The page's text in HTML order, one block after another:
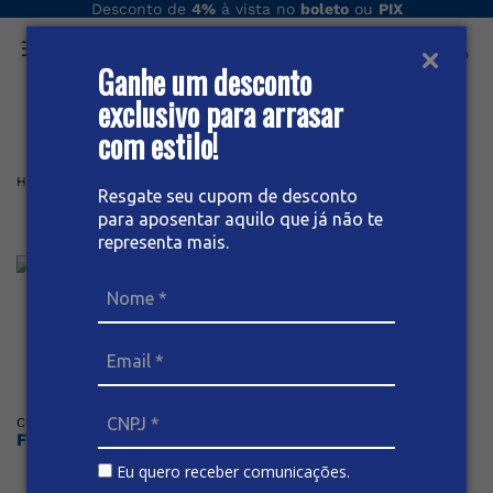
Ganhe um desconto
exclusivo para arrasar
com estilo!
Resgate seu cupom de desconto
para aposentar aquilo que já não te
representa mais.
Eu quero receber comunicações.
Desconto de 4%à vista no boletoou PIX
O que você procura hoje?
Home
Bermuda Jeans Feminina
Posicione o mouse sob a imagem para dar zoom
Código
Faça o login ou cadastre-se para ver os preços